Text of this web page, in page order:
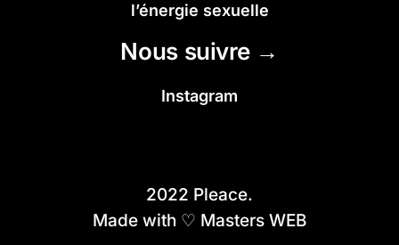
l’énergie sexuelle
Nous suivre →
Instagram
2022 Pleace.
Made with ♡ Masters WEB